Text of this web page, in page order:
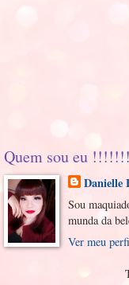
Quem sou eu !!!!!!!
Danielle
Sou
munda da
Ver meu